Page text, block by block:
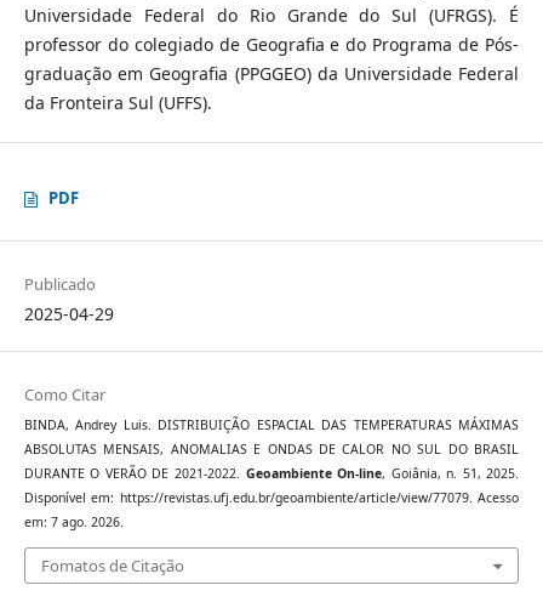
Universidade Federal do Rio Grande do Sul (UFRGS). É
professor do colegiado de Geografia e do Programa de Pós-
graduação em Geografia (PPGGEO) da Universidade Federal
da Fronteira Sul (UFFS).
PDF
Publicado
2025-04-29
Como Citar
BINDA, Andrey Luis. DISTRIBUIÇÃO ESPACIAL DAS TEMPERATURAS MÁXIMAS
ABSOLUTAS MENSAIS, ANOMALIAS E ONDAS DE CALOR NO SUL DO BRASIL
DURANTE O VERÃO DE 2021-2022. Geoambiente On-line, Goiânia, n. 51, 2025.
Disponível em: https://revistas.ufj.edu.br/geoambiente/article/view/77079. Acesso
em: 7 ago. 2026.
Fomatos de Citação